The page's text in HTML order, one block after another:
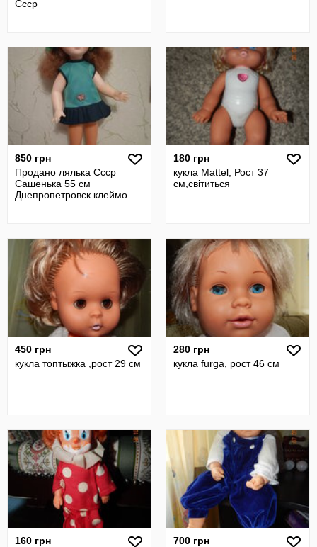
Ссср
850 грн
Продано лялька Ссср
Сашенька 55 см
Днепропетровск клеймо
180 грн
кукла Mattel, Рост 37
см,світиться
450 грн
кукла топтыжка ,рост 29 см
280 грн
кукла furga, рост 46 см
160 грн
700 грн